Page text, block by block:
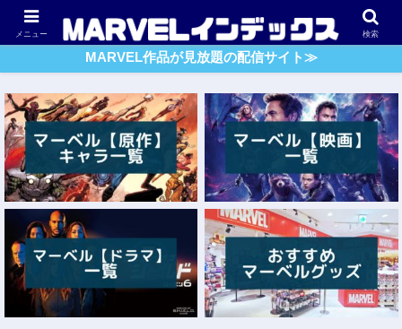
アベンジャーズ スパイダーマン ガーディアンズ・O・G
MARVEL作品が見放題の配信サイト≫
メニュー 検索